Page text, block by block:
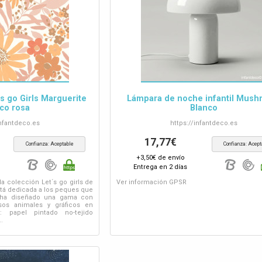
go Girls Marguerite
rosa
Confianza: Aceptable
colección Let´s go girls de
dedicada a los peques que
diseñado una gama con
animales y gráficos en
papel pintado no-tejido
Lámpara de noche infantil
Blanco
https://infantdeco.es
17,77€
+3,50€ de envío
Entrega en 2 días
Confianza:
Ver información GPSR